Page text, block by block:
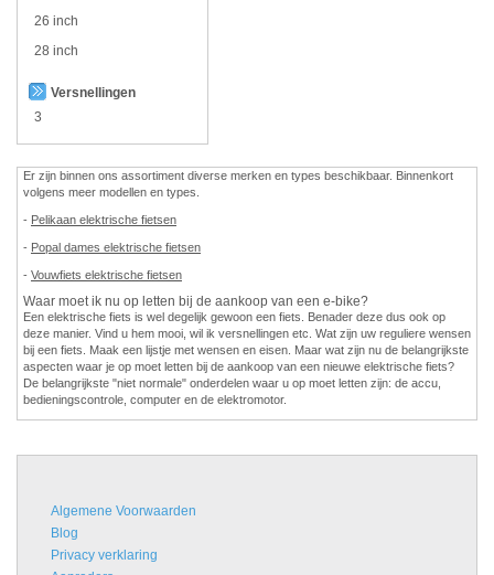
26 inch
28 inch
Versnellingen
3
Er zijn binnen ons assortiment diverse merken en types beschikbaar. Binnenkort
volgens meer modellen en types.
- Pelikaan elektrische fietsen
- Popal dames elektrische fietsen
- Vouwfiets elektrische fietsen
Waar moet ik nu op letten bij de aankoop van een e-bike?
Een elektrische fiets is wel degelijk gewoon een fiets. Benader deze dus ook op
deze manier. Vind u hem mooi, wil ik versnellingen etc. Wat zijn uw reguliere wensen
bij een fiets. Maak een lijstje met wensen en eisen. Maar wat zijn nu de belangrijkste
aspecten waar je op moet letten bij de aankoop van een nieuwe elektrische fiets?
De belangrijkste "niet normale" onderdelen waar u op moet letten zijn: de accu,
bedieningscontrole, computer en de elektromotor.
Algemene Voorwaarden
Blog
Privacy verklaring